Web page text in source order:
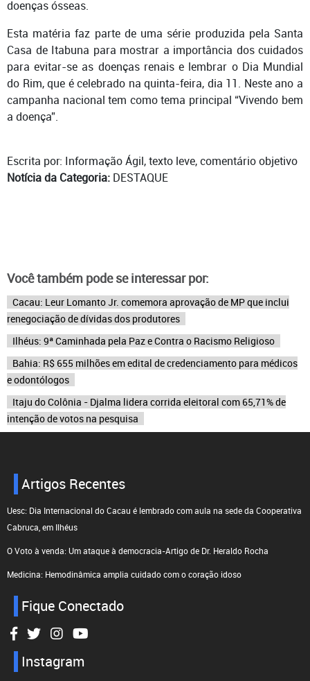
doenças ósseas.
Esta matéria faz parte de uma série produzida pela Santa
Casa de Itabuna para mostrar a importância dos cuidados
para evitar-se as doenças renais e lembrar o Dia Mundial
do Rim, que é celebrado na quinta-feira, dia 11. Neste ano a
campanha nacional tem como tema principal “Vivendo bem
a doença”.
Escrita por: Informação Ágil, texto leve, comentário objetivo
Notícia da Categoria: DESTAQUE
Você também pode se interessar por:
Cacau: Leur Lomanto Jr. comemora aprovação de MP que inclui
renegociação de dívidas dos produtores
Ilhéus: 9ª Caminhada pela Paz e Contra o Racismo Religioso
Bahia: R$ 655 milhões em edital de credenciamento para médicos
e odontólogos
Itaju do Colônia - Djalma lidera corrida eleitoral com 65,71% de
intenção de votos na pesquisa
Artigos Recentes
Uesc: Dia Internacional do Cacau é lembrado com aula na sede da Cooperativa
Cabruca, em Ilhéus
O Voto à venda: Um ataque à democracia-Artigo de Dr. Heraldo Rocha
Medicina: Hemodinâmica amplia cuidado com o coração idoso
Fique Conectado
Instagram